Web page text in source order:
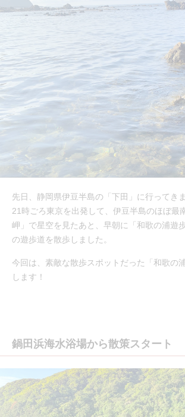
先日、静岡県伊豆半島の「下田」に行ってきま
21時ごろ東京を出発して、伊豆半島のほぼ最
岬」で星空を見たあと、早朝に「和歌の浦遊
の遊歩道を散歩しました。
今回は、素敵な散歩スポットだった「和歌の
します！
鍋田浜海水浴場から散策スタート